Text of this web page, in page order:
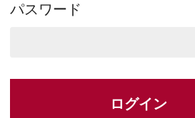
パスワード
ログイン